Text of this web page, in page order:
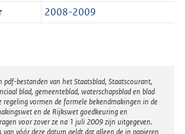
2008-2009
pdf-bestanden van het Staatsblad, Staatscourant,
blad, gemeenteblad, waterschapsblad en blad
regeling vormen de formele bekendmakingen in de
en de Rijkswet goedkeuring en
voor zover ze na 1 juli 2009 zijn uitgegeven.